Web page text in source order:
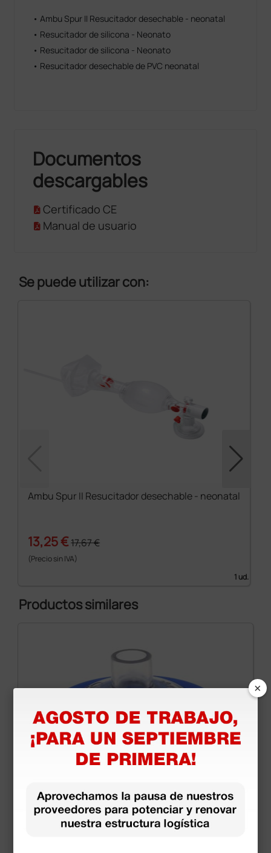
• Ambu Spur II Resucitador desechable - neonatal
• Resucitador de silicona - Neonato
• Resucitador de silicona - Neonato
• Resucitador desechable de PVC neonatal
Documentos
descargables
Certificado CE
Manual de usuario
Se puede utilizar con:
Ambu Spur II Resucitador desechable - neonatal
13,25 €17,67 €
(Precio sin IVA)
1 ud.
Productos similares
Máscara AMBU de silicona transparente n° 0A -
neonatos/prematuros - azul
×